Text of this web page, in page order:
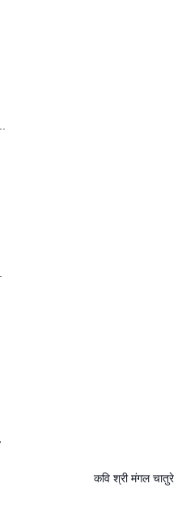
कवि श्री मंगल चातुरे